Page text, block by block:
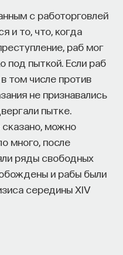
с работорговлей
и то, что, когда
раб мог
под пыткой. Если раб
том числе против
не признавались
пытке.
можно
много, после
ряды свободных
и рабы были
середины XIV